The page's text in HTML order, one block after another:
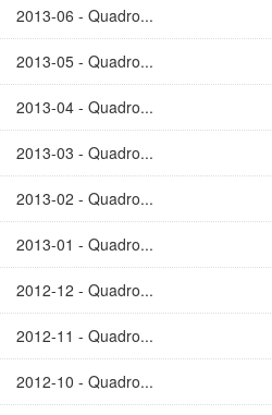
2013-06 - Quadro...
2013-05 - Quadro...
2013-04 - Quadro...
2013-03 - Quadro...
2013-02 - Quadro...
2013-01 - Quadro...
2012-12 - Quadro...
2012-11 - Quadro...
2012-10 - Quadro...